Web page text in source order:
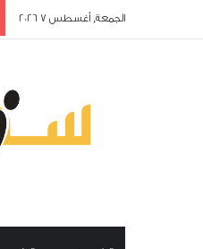
الجمعة, أغسطس 7 2026